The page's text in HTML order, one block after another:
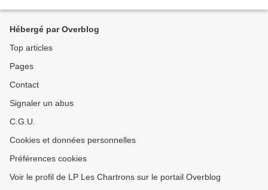
Hébergé par Overblog
Top articles
Pages
Contact
Signaler un abus
C.G.U.
Cookies et données personnelles
Préférences cookies
Voir le profil de LP Les Chartrons sur le portail Overblog